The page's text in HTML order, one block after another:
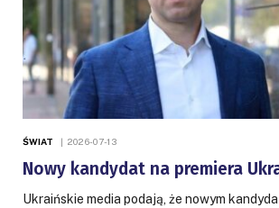
ŚWIAT 2026-07-13
Nowy kandydat na premiera
Ukraińskie media podają, że nowym